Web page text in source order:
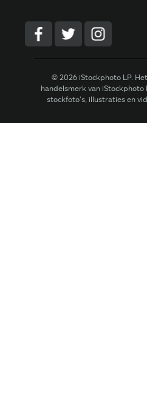
© 2026 iStockphoto LP.
handelsmerk van iStockphoto
stockfoto’s, illustraties en